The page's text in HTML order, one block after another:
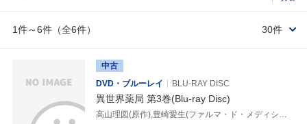
1件～6件（全6件） 30件
中古
DVD・ブルーレイ
BLU-RAY DISC
異世界薬局 第3巻(Blu-ray Disc)